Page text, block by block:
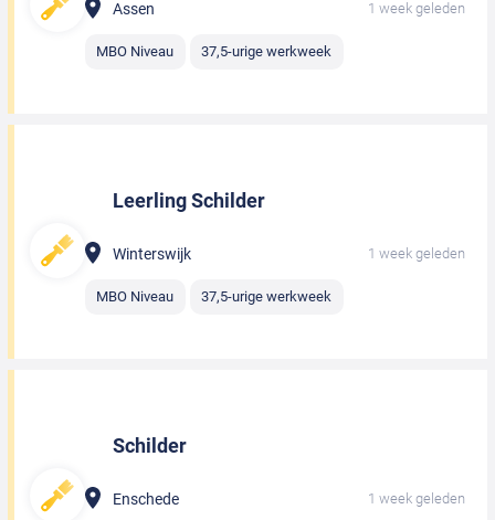
Assen 1 week geleden
MBO Niveau 37,5-urige werkweek
Leerling Schilder
Winterswijk 1 week geleden
MBO Niveau 37,5-urige werkweek
Schilder
Enschede 1 week geleden